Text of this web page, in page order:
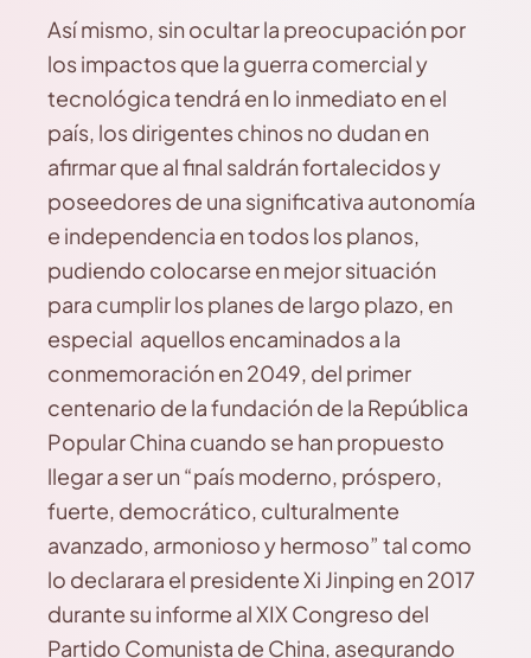
Así mismo, sin ocultar la preocupación por
los impactos que la guerra comercial y
tecnológica tendrá en lo inmediato en el
país, los dirigentes chinos no dudan en
afirmar que al final saldrán fortalecidos y
poseedores de una significativa autonomía
e independencia en todos los planos,
pudiendo colocarse en mejor situación
para cumplir los planes de largo plazo, en
especial aquellos encaminados a la
conmemoración en 2049, del primer
centenario de la fundación de la República
Popular China cuando se han propuesto
llegar a ser un “país moderno, próspero,
fuerte, democrático, culturalmente
avanzado, armonioso y hermoso” tal como
lo declarara el presidente Xi Jinping en 2017
durante su informe al XIX Congreso del
Partido Comunista de China, asegurando